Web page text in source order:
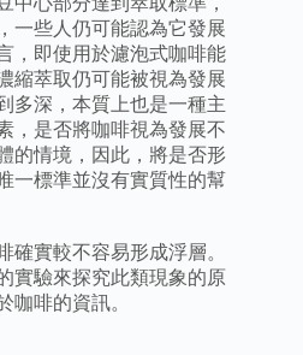
一些人仍可能認為它發展
，即使用於濾泡式咖啡能
縮萃取仍可能被視為發展
多深，本質上也是一種主
，是否將咖啡視為發展不
的情境，因此，將是否形
一標準並沒有實質性的幫
確實較不容易形成浮層。
實驗來探究此類現象的原
咖啡的資訊。